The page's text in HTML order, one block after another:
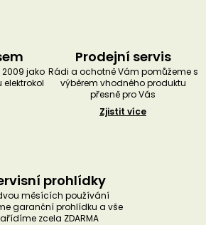
jako
Prodejní servis
Rádi a ochotně Vám pomůžeme s
výběrem vhodného produktu
přesně pro Vás
Zjistit více
prohlídky
měsících používání
garanční prohlídku a vše
zcela ZDARMA